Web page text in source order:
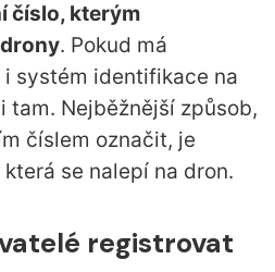
číslo, kterým
. Pokud má
systém identifikace na
tam. Nejběžnější způsob,
číslem označit, je
se nalepí na dron.
registrovat